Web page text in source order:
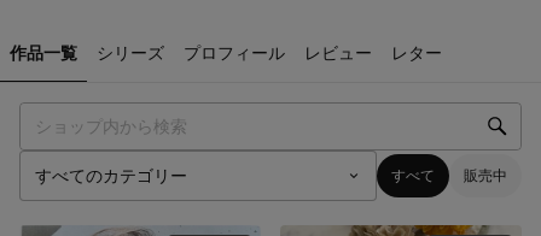
作品一覧 シリーズ プロフィール レビュー レター
すべて 販売中